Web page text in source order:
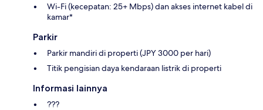
Wi-Fi (kecepatan: 25+ Mbps) dan akses internet kabel di
kamar*
Parkir
Parkir mandiri di properti (JPY 3000 per hari)
Titik pengisian daya kendaraan listrik di properti
Informasi lainnya
???